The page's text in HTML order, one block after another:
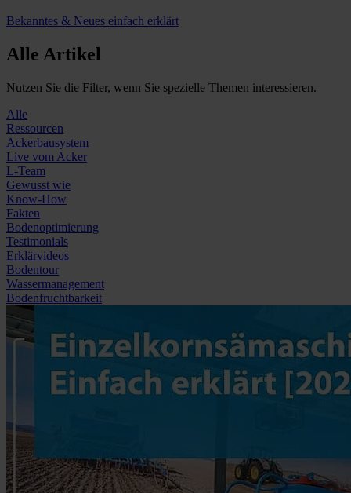
Bekanntes & Neues einfach erklärt
Alle Artikel
Nutzen Sie die Filter, wenn Sie spezielle Themen interessieren.
Alle
Ressourcen
Ackerbausystem
Live vom Acker
L-Team
Gewusst wie
Know-How
Fakten
Bodenoptimierung
Testimonials
Erklärvideos
Bodentour
Wassermanagement
Bodenfruchtbarkeit